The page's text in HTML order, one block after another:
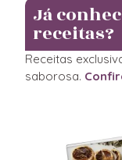
Já
receitas?
Receitas
saborosa.